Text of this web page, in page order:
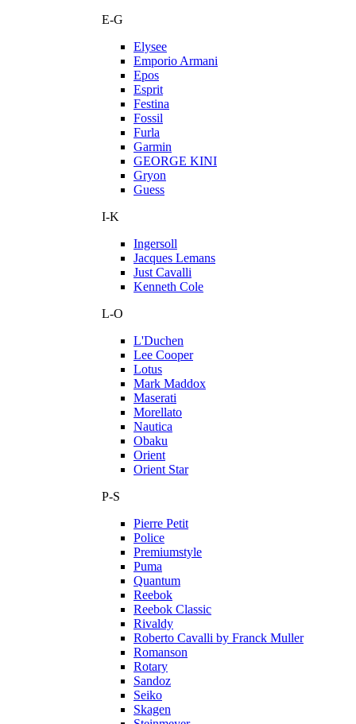
E-G
Elysee
Emporio Armani
Epos
Esprit
Festina
Fossil
Furla
Garmin
GEORGE KINI
Gryon
Guess
I-K
Ingersoll
Jacques Lemans
Just Cavalli
Kenneth Cole
L-O
L'Duchen
Lee Cooper
Lotus
Mark Maddox
Maserati
Morellato
Nautica
Obaku
Orient
Orient Star
P-S
Pierre Petit
Police
Premiumstyle
Puma
Quantum
Reebok
Reebok Classic
Rivaldy
Roberto Cavalli by Franck Muller
Romanson
Rotary
Sandoz
Seiko
Skagen